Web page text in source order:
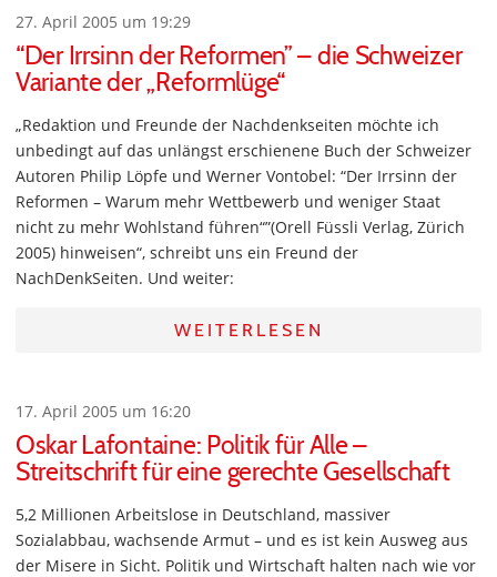
27. April 2005 um 19:29
“Der Irrsinn der Reformen” – die Schweizer
Variante der „Reformlüge“
„Redaktion und Freunde der Nachdenkseiten möchte ich
unbedingt auf das unlängst erschienene Buch der Schweizer
Autoren Philip Löpfe und Werner Vontobel: “Der Irrsinn der
Reformen – Warum mehr Wettbewerb und weniger Staat
nicht zu mehr Wohlstand führen“”(Orell Füssli Verlag, Zürich
2005) hinweisen“, schreibt uns ein Freund der
NachDenkSeiten. Und weiter:
WEITERLESEN
17. April 2005 um 16:20
Oskar Lafontaine: Politik für Alle –
Streitschrift für eine gerechte Gesellschaft
5,2 Millionen Arbeitslose in Deutschland, massiver
Sozialabbau, wachsende Armut – und es ist kein Ausweg aus
der Misere in Sicht. Politik und Wirtschaft halten nach wie vor